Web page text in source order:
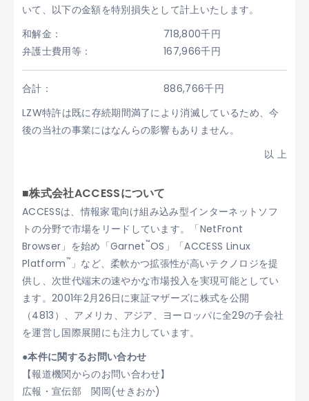
いて、以下の金額を特別損失として計上いたします。
和解金：
718,800千円
弁護士費用等：
167,966千円
合計：
886,766千円
LZW特許は既に存続期間満了により消滅しているため、今
後の当社の事業にはなんらの影響もありません。
以 上
■株式会社ACCESSについて
ACCESSは、情報家電向け組み込み型インターネットソフ
トの分野で市場をリードしています。「NetFront
Browser」を始め「Garnet™OS」「ACCESS Linux
Platform™ 」など、柔軟かつ拡張性が高いテクノロジを提
供し、次世代端末の速やかな市場投入を実現可能としてい
ます。2001年2月26日に東証マザーズに株式を公開
（4813）、アメリカ、アジア、ヨーロッパに全29の子会社
を運営し国際展開にも注力しています。
●本件に関するお問い合わせ
【報道機関からのお問い合わせ】
広報・宣伝部 関岡(せきおか)